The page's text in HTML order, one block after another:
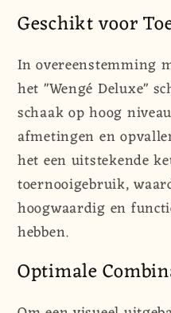
Geschikt voor
In overeenstemming
het "Wengé Deluxe"
schaak op hoog
afmetingen en
het een uitstekende
toernooigebruik,
hoogwaardig en
hebben.
Optimale